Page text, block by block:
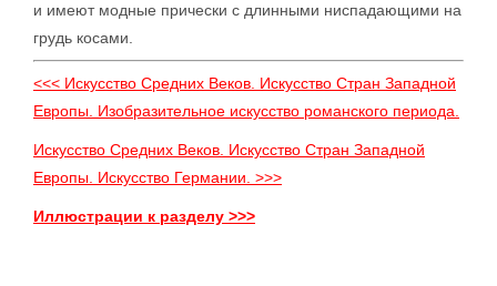
и имеют модные прически с длинными ниспадающими на
грудь косами.
<<< Искусство Средних Веков. Искусство Стран Западной
Европы. Изобразительное искусство романского периода.
Искусство Средних Веков. Искусство Стран Западной
Европы. Искусство Германии. >>>
Иллюстрации к разделу >>>